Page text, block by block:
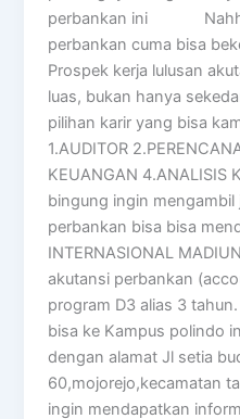
perbankan ini Nahhh
perbankan cuma bisa
Prospek kerja lulusan
luas, bukan hanya
pilihan karir yang bisa
1.AUDITOR
KEUANGAN 4.ANALISIS
bingung ingin mengambil
perbankan bisa bisa
INTERNASIONAL
akutansi perbankan
program D3 alias 3
bisa ke Kampus polindo
dengan alamat Jl setia
60,mojorejo,kecamatan
ingin mendapatkan